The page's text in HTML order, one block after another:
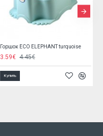
Горшок ECO ELEPHANT turquoise
3.59€ 4.45€
Купить